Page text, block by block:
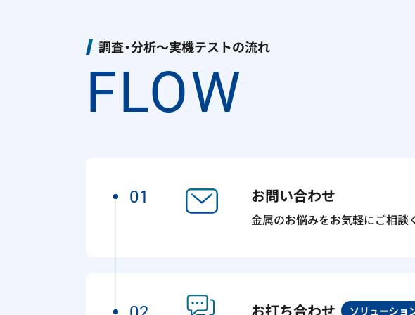
調査・分析～実機テストの流れ
FLOW
01 お問い合わせ
金属のお悩みをお気軽にご相談
お打ち合わせ ソリューショ